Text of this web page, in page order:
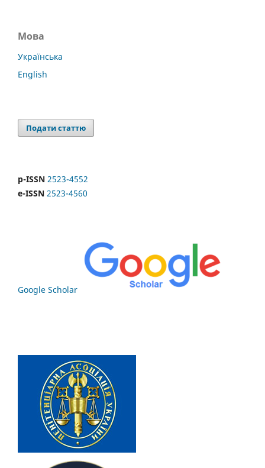
Мова
Українська
English
Подати статтю
p-ISSN 2523-4552
e-ISSN 2523-4560
Google Scholar